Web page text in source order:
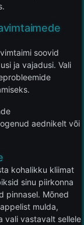
soovid
ja vajadusi. Vali
aednikelt või
kohalikku kliimat
sinu piirkonna
pinnasel. Mõned
mulda,
vali vastavalt sellele